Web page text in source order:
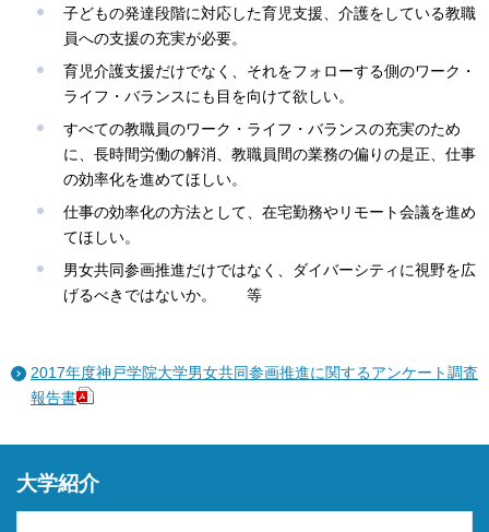
子どもの発達段階に対応した育児支援、介護をしている教職
員への支援の充実が必要。
育児介護支援だけでなく、それをフォローする側のワーク・
ライフ・バランスにも目を向けて欲しい。
すべての教職員のワーク・ライフ・バランスの充実のため
に、長時間労働の解消、教職員間の業務の偏りの是正、仕事
の効率化を進めてほしい。
仕事の効率化の方法として、在宅勤務やリモート会議を進め
てほしい。
男女共同参画推進だけではなく、ダイバーシティに視野を広
げるべきではないか。 等
2017年度神戸学院大学男女共同参画推進に関するアンケート調査
報告書
大学紹介